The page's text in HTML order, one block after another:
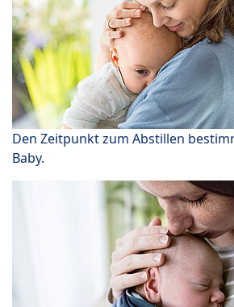
Den Zeitpunkt zum Abstillen
Baby.